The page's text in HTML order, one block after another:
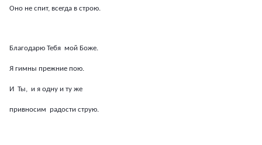
Оно не спит, всегда в строю.
Благодарю Тебя мой Боже.
Я гимны прежние пою.
И Ты, и я одну и ту же
привносим радости струю.